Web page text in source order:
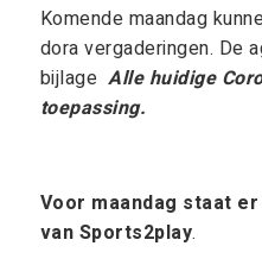
Komende maandag
dora vergaderingen. De
bijlageAlle huidige
toepassing.
Voor maandag staat
van Sports2play.